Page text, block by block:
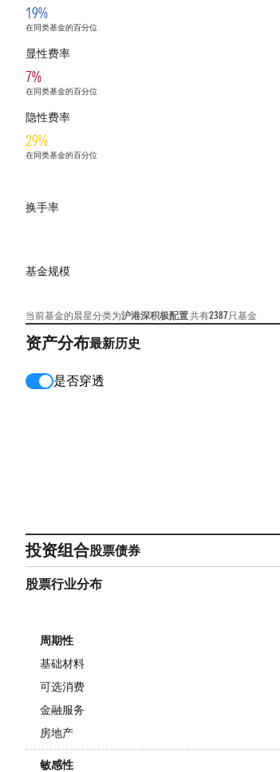
19%
在同类基金的百分位
显性费率
7%
在同类基金的百分位
隐性费率
29%
在同类基金的百分位
换手率
基金规模
当前基金的晨星分类为沪港深积极配置共有2387只基金
资产分布最新历史
是否穿透
投资组合股票债券
股票行业分布
周期性
基础材料
可选消费
金融服务
房地产
敏感性